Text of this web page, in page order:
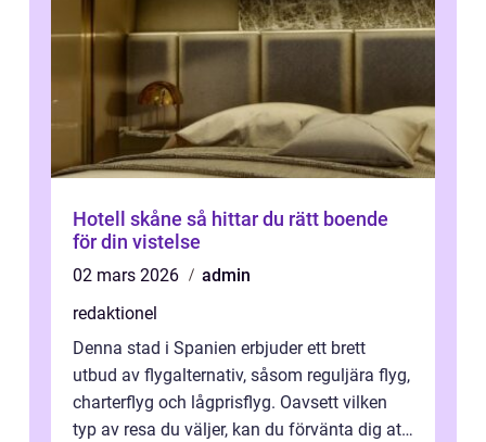
Hotell skåne så hittar du rätt boende
för din vistelse
02 mars 2026
admin
redaktionel
Denna stad i Spanien erbjuder ett brett
utbud av flygalternativ, såsom reguljära flyg,
charterflyg och lågprisflyg. Oavsett vilken
typ av resa du väljer, kan du förvänta dig att